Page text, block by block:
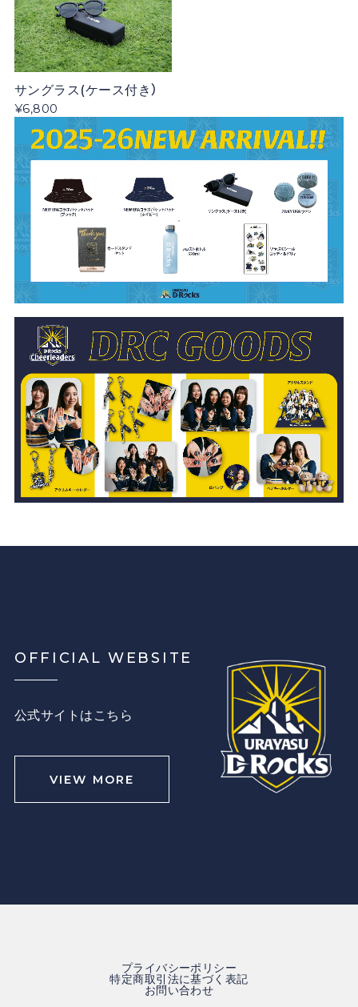
サングラス(ケース付き）
¥6,800
OFFICIAL WEBSITE
公式サイトはこちら
VIEW MORE
プライバシーポリシー
特定商取引法に基づく表記
お問い合わせ